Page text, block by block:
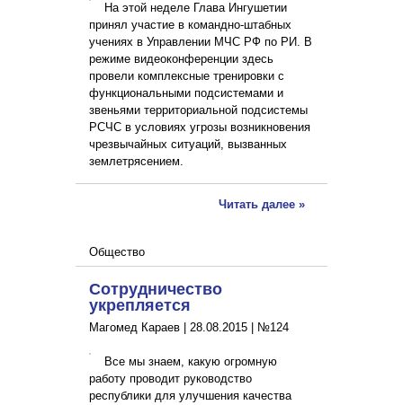
На этой неделе Глава Ингушетии
принял участие в командно-штабных
учениях в Управлении МЧС РФ по РИ. В
режиме видеоконференции здесь
провели комплексные тренировки с
функциональными подсистемами и
звеньями территориальной подсистемы
РСЧС в условиях угрозы возникновения
чрезвычайных ситуаций, вызванных
землетрясением.
Читать далее »
Общество
Сотрудничество
укрепляется
Магомед Караев | 28.08.2015 №124
Все мы знаем, какую огромную
работу проводит руководство
республики для улучшения качества